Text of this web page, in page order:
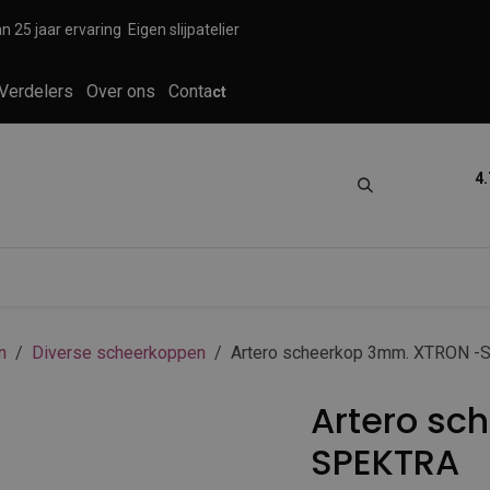
25 jaar ervaring Eigen slijpatelier
Over ons Contact
Diverse scheerkoppen Artero scheerkop 3mm. XTRON -
Artero
SPEKTRA